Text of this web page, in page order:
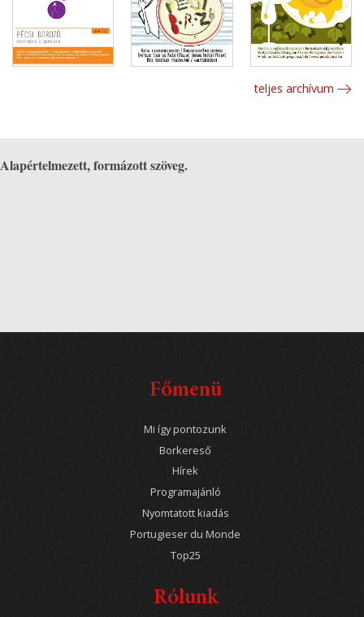
teljes archívum
Alapértelmezett, formázott szöveg.
Főmenü
Mi így pontozunk
Borkereső
Hírek
Programajánló
Nyomtatott kiadás
Portugieser du Monde
Top25
Rólunk